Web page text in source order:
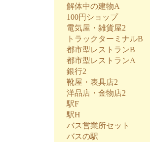
解体中の建物A
100円ショップ
電気屋・雑貨屋2
トラックターミナルB
都市型レストランB
都市型レストランA
銀行2
靴屋・表具店2
洋品店・金物店2
駅F
駅H
バス営業所セット
バスの駅